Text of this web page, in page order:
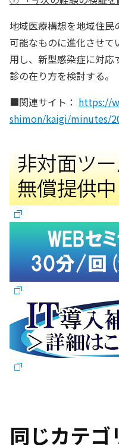
地域医療構想を地域住
可能なものに進化させ
用し、新型感染症に対応
診の在り方を検討する。
■関連サイト： https://
shimon/kaigi/minutes/
同じカテ